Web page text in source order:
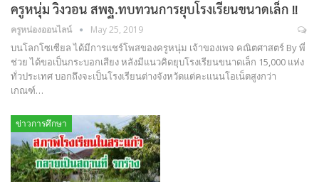
ครูหนุ่ม วิงวอน สพฐ.ทบทวนการยุบโรงเรียนขนาดเล็ก !!
ครูหน่องออนไลน์ May 25, 2019
บนโลกโซเซียล ได้มีการแชร์โพสของครูหนุ่ม เจ้าของเพจ คณิตศาสตร์ By พี่
ช่วย ได้ขอเป็นกระบอกเสียง หลังมีแนวคิดยุบโรงเรียนขนาดเล็ก 15,000 แห่ง
ทั่วประเทศ บอกถึงจะเป็นโรงเรียนต่างจังหวัดแต่คะแนนโอเน็ตสูงกว่า
เกณฑ์…
ข่าวการศึกษา